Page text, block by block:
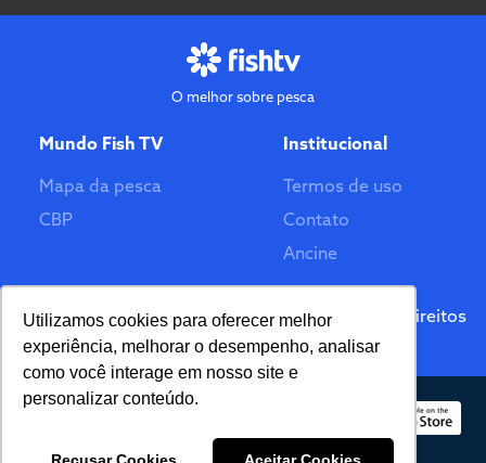
Utilizamos cookies para oferecer melhor
experiência, melhorar o desempenho, analisar
como você interage em nosso site e
personalizar conteúdo.
O melhor sobre pesca
Mundo Fish TV
Mapa da pesca
CBP
Institucional
Termos de uso
Contato
Ancine
Feito por
© 2026 Fish TV - Todos Direitos
Reservados. Versão 2.0